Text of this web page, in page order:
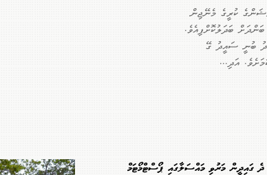
ކުރީގެ މެނޭޖިން
ބަދަލުކޮށްފިއެވެ.
ބުނީ ސައީދު ގޭ
އަދި...
ދެ ގައިދީން މަރުވި މައްސަލާގައި ޕޯސްޓްމޯޓަމް